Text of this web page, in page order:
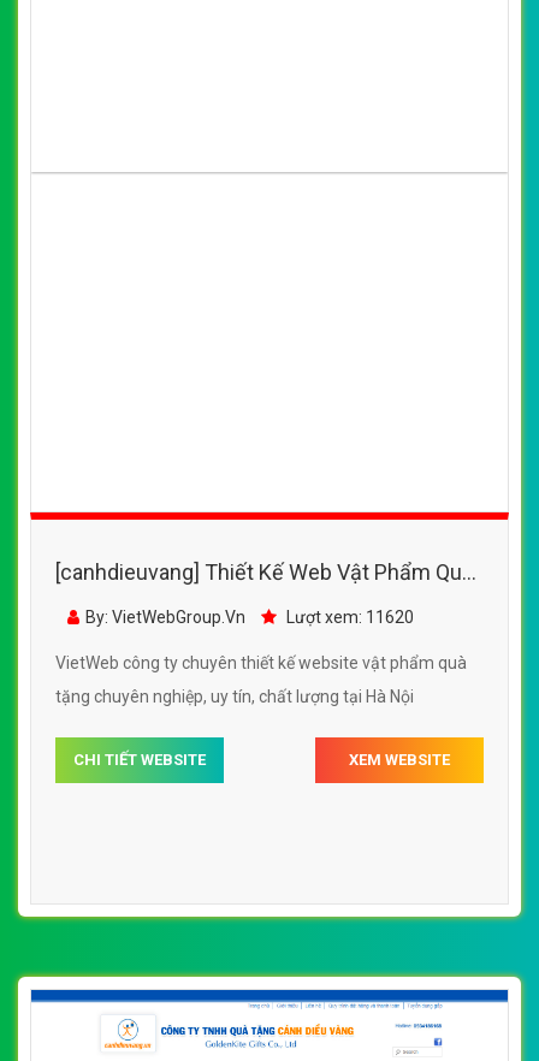
[canhdieuvang] Thiết Kế Web Vật Phẩm Quà
Tặng Trái Tim Hồng đẹp SEO tốt
By: VietWebGroup.Vn Lượt xem: 11620
VietWeb công ty chuyên thiết kế website vật phẩm quà
tặng chuyên nghiệp, uy tín, chất lượng tại Hà Nội
CHI TIẾT WEBSITE XEM WEBSITE